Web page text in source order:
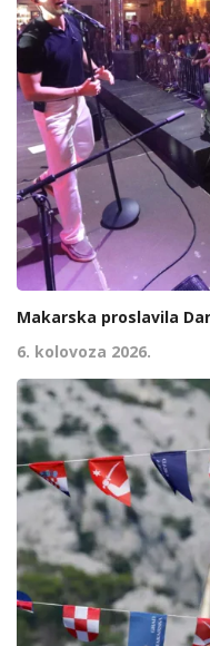
Makarska proslavila
6. kolovoza 2026.